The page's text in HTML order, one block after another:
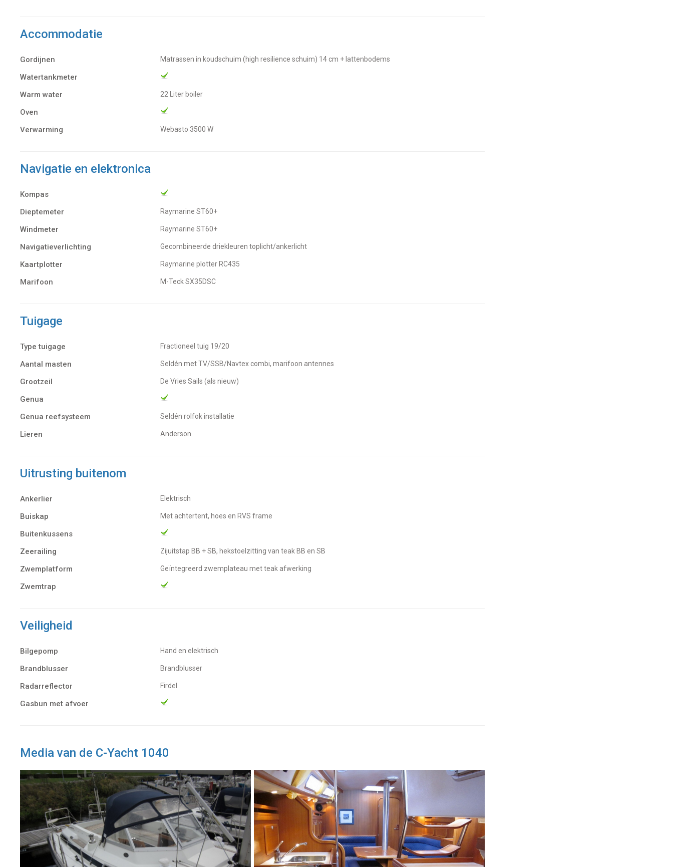
Accommodatie
Gordijnen Matrassen in koudschuim (high resilience schuim) 14 cm + lattenbodems
Watertankmeter
Warm water
22 Liter boiler
Oven
Verwarming
Webasto 3500 W
Navigatie en elektronica
Kompas
Dieptemeter
Raymarine ST60+
Windmeter Raymarine ST60+
Navigatieverlichting Gecombineerde driekleuren toplicht/ankerlicht
Kaartplotter Raymarine plotter RC435
Marifoon M-Teck SX35DSC
Tuigage
Type tuigage Fractioneel tuig 19/20
Aantal masten Seldén met TV/SSB/Navtex combi, marifoon antennes
Grootzeil De Vries Sails (als nieuw)
Genua
Genua reefsysteem
Seldén rolfok installatie
Lieren Anderson
Uitrusting buitenom
Ankerlier Elektrisch
Buiskap Met achtertent, hoes en RVS frame
Buitenkussens
Zeerailing
Zijuitstap BB + SB, hekstoelzitting van teak BB en SB
Zwemplatform Geïntegreerd zwemplateau met teak afwerking
Zwemtrap
Veiligheid
Bilgepomp Hand en elektrisch
Brandblusser Brandblusser
Radarreflector Firdel
Gasbun met afvoer
Media van de C-Yacht 1040